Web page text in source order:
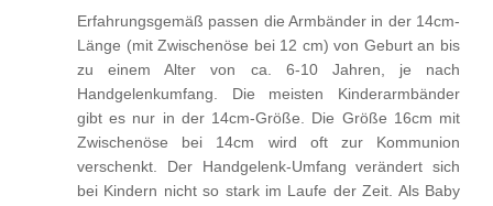
Erfahrungsgemäß passen die Armbänder in der 14cm-
Länge (mit Zwischenöse bei 12 cm) von Geburt an bis
zu einem Alter von ca. 6-10 Jahren, je nach
Handgelenkumfang. Die meisten Kinderarmbänder
gibt es nur in der 14cm-Größe. Die Größe 16cm mit
Zwischenöse bei 14cm wird oft zur Kommunion
verschenkt. Der Handgelenk-Umfang verändert sich
bei Kindern nicht so stark im Laufe der Zeit. Als Baby